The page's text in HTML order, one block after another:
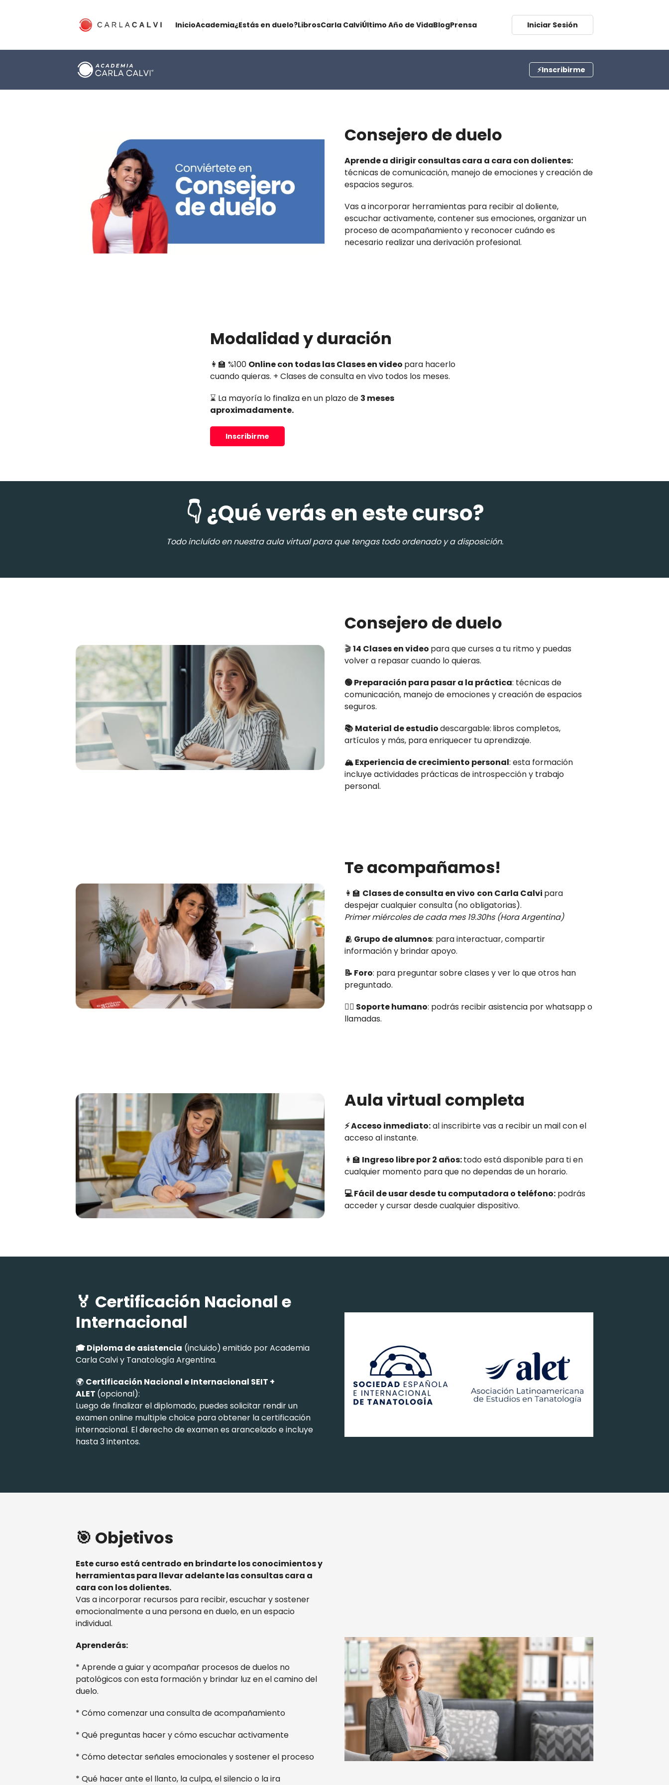
InicioAcademia¿Estás en duelo?LibrosCarla CalviÚltimo Año de VidaBlogPrensa Iniciar Sesión
⚡Inscribirme
Consejero de duelo
Aprende a dirigir consultas cara a cara con dolientes:
técnicas de comunicación, manejo de emociones y creación de
espacios seguros.
Vas a incorporar herramientas para recibir al doliente,
escuchar activamente, contener sus emociones, organizar un
proceso de acompañamiento y reconocer cuándo es
necesario realizar una derivación profesional.
Modalidad y duración
👩‍🏫 %100 Online con todas las Clases en video para hacerlo
cuando quieras. + Clases de consulta en vivo todos los meses.
⌛ La mayoría lo finaliza en un plazo de 3 meses
aproximadamente.
Inscribirme
👇 ¿Qué verás en este curso?
Todo incluído en nuestra aula virtual para que tengas todo ordenado y a disposición.
Consejero de duelo
🎬14 Clases en video para que curses a tu ritmo y puedas
volver a repasar cuando lo quieras.
🟢 Preparación para pasar a la práctica: técnicas de
comunicación, manejo de emociones y creación de espacios
seguros.
📚 Material de estudiodescargable: libros completos,
artículos y más, para enriquecer tu aprendizaje.
🏔️ Experiencia de crecimiento personal: esta formación
incluye actividades prácticas de introspección y trabajo
personal.
Te acompañamos!
👩‍🏫 Clases de consulta en vivo con Carla Calvi para
despejar cualquier consulta (no obligatorias).
Primer miércoles de cada mes 19.30hs (Hora Argentina)
🫂 Grupo de alumnos: para interactuar, compartir
información y brindar apoyo.
📝 Foro: para preguntar sobre clases y ver lo que otros han
preguntado.
👷‍♂️ Soporte humano: podrás recibir asistencia por whatsapp o
llamadas.
Aula virtual completa
⚡ Acceso inmediato:al inscribirte vas a recibir un mail con el
acceso al instante.
👩‍🏫 Ingreso libre por 2 años:todo está disponible para ti en
cualquier momento para que no dependas de un horario.
💻 Fácil de usar desde tu computadora o teléfono: podrás
acceder y cursar desde cualquier dispositivo.
🏅 Certificación Nacional e
Internacional
🎓 Diploma de asistencia (incluido)emitido por Academia
Carla Calvi y Tanatología Argentina.
🌍 Certificación Nacional e Internacional SEIT +
ALET (opcional):
Luego de finalizar el diplomado, puedes solicitar rendir un
examen online multiple choice para obtener la certificación
internacional. El derecho de examen es arancelado e incluye
hasta 3 intentos.
🎯 Objetivos
Este curso está centrado en brindarte los conocimientos y
herramientas para llevar adelante las consultas cara a
cara con los dolientes.
Vas a incorporar recursos para recibir, escuchar y sostener
emocionalmente a una persona en duelo, en un espacio
individual.
Aprenderás:
* Aprende a guiar y acompañar procesos de duelos no
patológicos con esta formación y brindar luz en el camino del
duelo.
* Cómo comenzar una consulta de acompañamiento
* Qué preguntas hacer y cómo escuchar activamente
* Cómo detectar señales emocionales y sostener el proceso
* Qué hacer ante el llanto, la culpa, el silencio o la ira